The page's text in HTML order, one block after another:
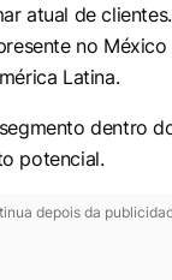
atual de
no
Latina.
dentro
potencial.
depois da